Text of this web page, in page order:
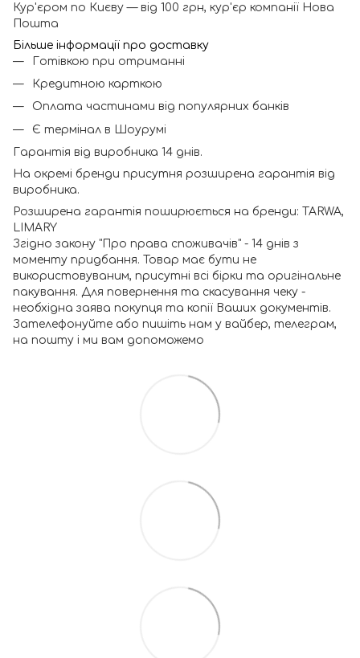
Кур'єром по Києву — від 100 грн, кур'єр компанії Нова
Пошта
Більше інформації про доставку
Готівкою при отриманні
Кредитною карткою
Оплата частинами від популярних банків
Є термінал в Шоурумі
Гарантія від виробника 14 днів.
На окремі бренди присутня розширена гарантія від
виробника.
Розширена гарантія поширюється на бренди: TARWA,
LIMARY
Згідно закону "Про права споживачів" - 14 днів з
моменту придбання. Товар має бути не
використовуваним, присутні всі бірки та оригінальне
пакування. Для повернення та скасування чеку -
необхідна заява покупця та копії Ваших документів.
Зателефонуйте або пишіть нам у вайбер, телеграм,
на пошту і ми вам допоможемо